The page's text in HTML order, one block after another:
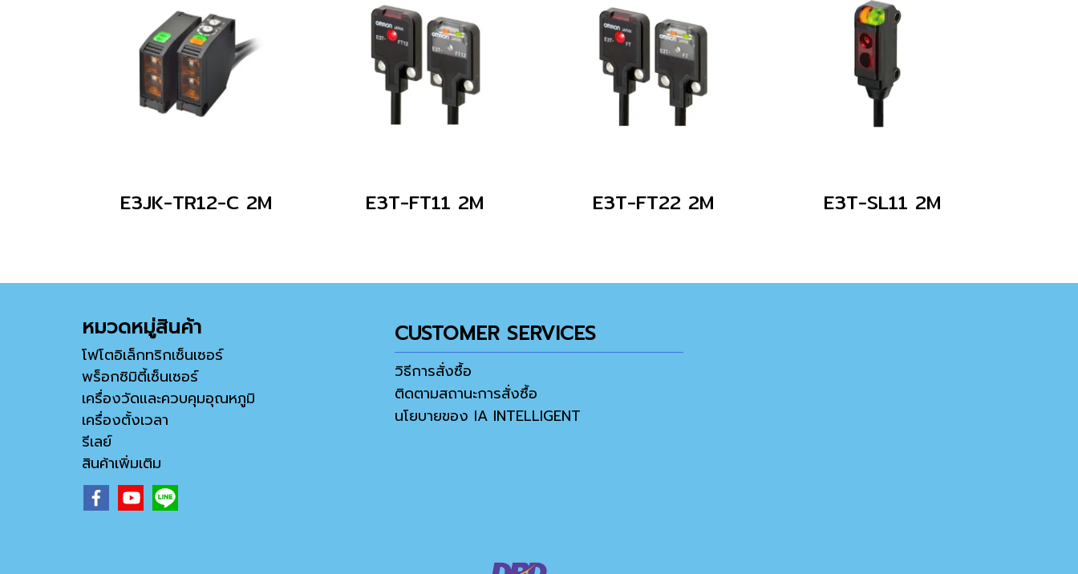
E3JK-TR12-C 2M E3T-FT11 2M E3T-FT22 2M E3T-SL11 2M
หมวดหมู่สินค้า
โฟโตอิเล็กทริกเซ็นเซอร์
พร็อกซิมิตี้เซ็นเซอร์
เครื่องวัดและควบคุมอุณหภูมิ
เครื่องตั้งเวลา
รีเลย์
สินค้าเพิ่มเติม
CUSTOMER SERVICES
วิธีการสั่งซื้อ
ติดตามสถานะการสั่งซื้อ
นโยบายของ IA INTELLIGENT